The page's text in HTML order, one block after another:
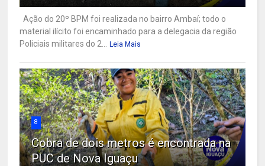
Ação do 20º BPM foi realizada no bairro Ambaí; todo o
material ilícito foi encaminhado para a delegacia da região
Policiais militares do 2...
Leia Mais
8
Cobra de dois metros é encontrada na
PUC de Nova Iguaçu